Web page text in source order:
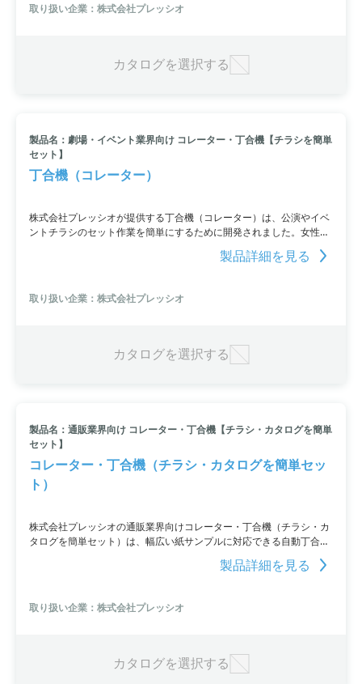
取り扱い企業：株式会社プレッシオ
カタログを選択する
製品名：劇場・イベント業界向け コレーター・丁合機【チラシを簡単
セット】
丁合機（コレーター）
株式会社プレッシオが提供する丁合機（コレーター）は、公演やイベ
ントチラシのセット作業を簡単にするために開発されました。女性や
高齢者でも簡単に操作でき、細かい調整や整備も必要ありません。さ
まざまなタイプの丁合機を取り揃えており、最大8,000セット/時の高
も実現しており、40年以上の実績と4,000台以上の稼働台数が証明す
る高品質・高耐久性を誇ります。お問い合わせやデモ実施、オンライ
製品詳細を見る
取り扱い企業：株式会社プレッシオ
カタログを選択する
製品名：通販業界向け コレーター・丁合機【チラシ・カタログを簡単
セット】
コレーター・丁合機（チラシ・カタログを簡単セッ
ト）
株式会社プレッシオの通販業界向けコレーター・丁合機（チラシ・カ
タログを簡単セット）は、幅広い紙サンプルに対応できる自動丁合機
です。女性や高齢者でも簡単に操作でき、最大8,000セット/時の高速
処理が可能です。40年以上の歴史と4,000台以上の稼働実績がある、
供しています。
製品詳細を見る
取り扱い企業：株式会社プレッシオ
カタログを選択する